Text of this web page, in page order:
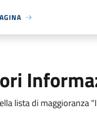
lista di maggioranza